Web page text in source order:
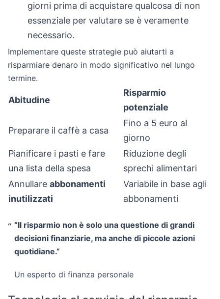
giorni prima di acquistare qualcosa di non
essenziale per valutare se è veramente
necessario.
Implementare queste strategie può aiutarti a
risparmiare denaro in modo significativo nel lungo
termine.
Abitudine
Risparmio
potenziale
Preparare il caffè a casa
Fino a 5 euro al
giorno
Pianificare i pasti e fare
una lista della spesa
Riduzione degli
sprechi alimentari
Annullare abbonamenti
inutilizzati
Variabile in base agli
abbonamenti
“Il risparmio non è solo una questione di grandi
decisioni finanziarie, ma anche di piccole azioni
quotidiane.”
Un esperto di finanza personale